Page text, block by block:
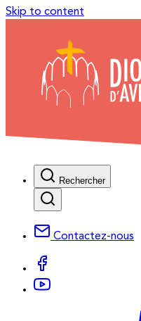
Skip to content
Rechercher
Contactez-nous